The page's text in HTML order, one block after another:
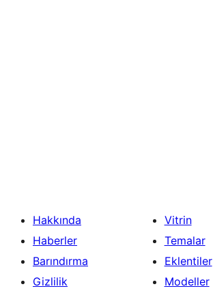
Hakkında
Haberler
Barındırma
Gizlilik
Vitrin
Temalar
Eklentiler
Modeller